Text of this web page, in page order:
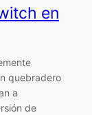
en
quebradero
a
de